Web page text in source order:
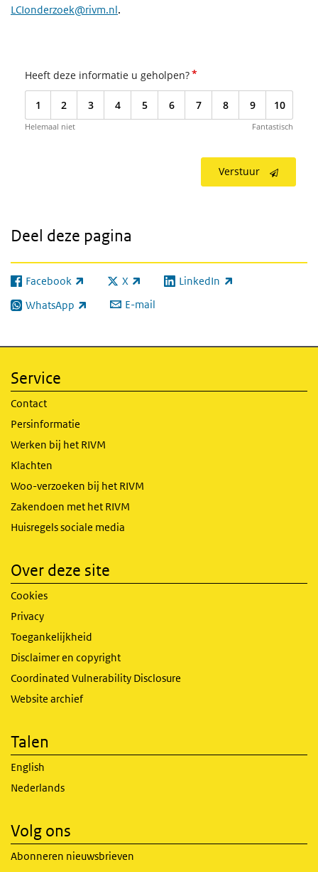
LCIonderzoek@rivm.nl.
Heeft deze informatie u geholpen?*
1 2 3 4 5 6 7 8 9 10
Helemaal niet Fantastisch
Verstuur
Deel deze pagina
Facebook
(externe link) X
(externe link) LinkedIn
(externe link)
WhatsApp
(externe link) E-mail
Service
Contact
Persinformatie
Werken bij het RIVM
Klachten
Woo-verzoeken bij het RIVM
Zakendoen met het RIVM
Huisregels sociale media
Over deze site
Cookies
Privacy
Toegankelijkheid
Disclaimer en copyright
Coordinated Vulnerability Disclosure
Website archief
Talen
English
Nederlands
Volg ons
Abonneren nieuwsbrieven